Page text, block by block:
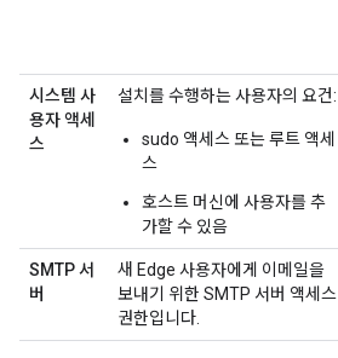
시스템 사
용자 액세
스
설치를 수행하는 사용자의 요건:
sudo 액세스 또는 루트 액세
스
호스트 머신에 사용자를 추
가할 수 있음
SMTP 서
버
새 Edge 사용자에게 이메일을
보내기 위한 SMTP 서버 액세스
권한입니다.